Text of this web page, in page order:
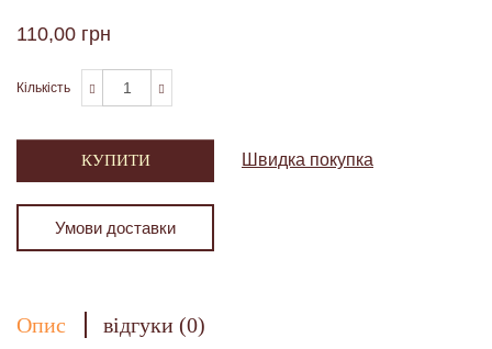
110,00 грн
Кількість
КУПИТИ Швидка покупка
Умови доставки
Опис відгуки (0)